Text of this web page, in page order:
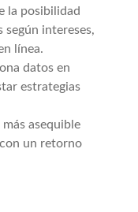
la posibilidad
según intereses,
línea.
datos en
estrategias
asequible
un retorno